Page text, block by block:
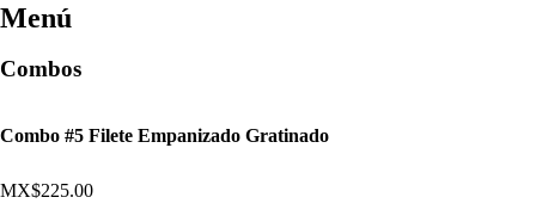
Menú
Combos
Combo #5 Filete Empanizado Gratinado
MX$225.00